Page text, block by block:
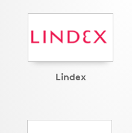
Lindex